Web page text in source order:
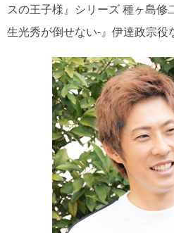
スの王子様』シリーズ 種ヶ島修
生光秀が倒せない-』伊達政宗役